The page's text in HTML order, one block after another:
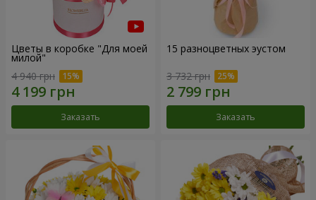
Цветы в коробке "Для моей
милой"
4 940 грн
Заказать
15 разноцветных эустом
3 732 грн
Заказать